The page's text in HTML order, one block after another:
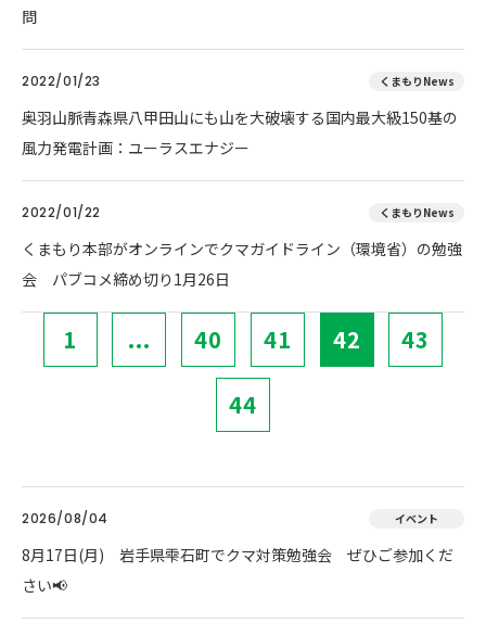
問
2022/01/23 くまもりNews
奥羽山脈青森県八甲田山にも山を大破壊する国内最大級150基の
風力発電計画：ユーラスエナジー
2022/01/22 くまもりNews
くまもり本部がオンラインでクマガイドライン（環境省）の勉強
会 パブコメ締め切り1月26日
1 ... 40 41 42 43
44
2026/08/04 イベント
8月17日(月) 岩手県雫石町でクマ対策勉強会 ぜひご参加くだ
さい📢